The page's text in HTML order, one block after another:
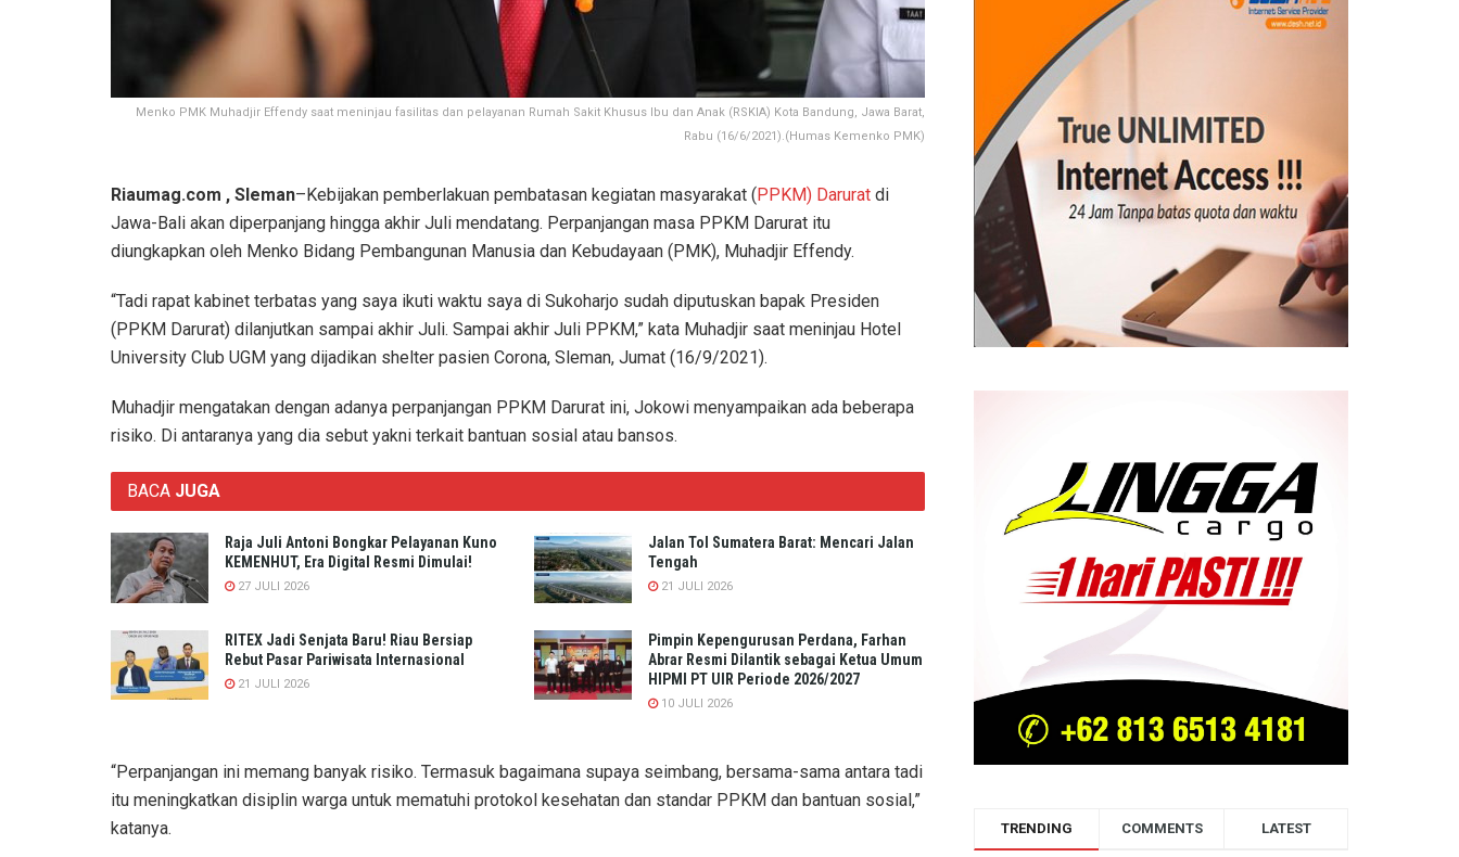
Menko PMK Muhadjir Effendy saat meninjau fasilitas dan pelayanan Rumah Sakit Khusus Ibu dan Anak (RSKIA) Kota Bandung, Jawa Barat,
Rabu (16/6/2021).(Humas Kemenko PMK)
Riaumag.com , Sleman–Kebijakan pemberlakuan pembatasan kegiatan masyarakat ( PPKM) Darurat di
Jawa-Bali akan diperpanjang hingga akhir Juli mendatang. Perpanjangan masa PPKM Darurat itu
diungkapkan oleh Menko Bidang Pembangunan Manusia dan Kebudayaan (PMK), Muhadjir Effendy.
“Tadi rapat kabinet terbatas yang saya ikuti waktu saya di Sukoharjo sudah diputuskan bapak Presiden
(PPKM Darurat) dilanjutkan sampai akhir Juli. Sampai akhir Juli PPKM,” kata Muhadjir saat meninjau Hotel
University Club UGM yang dijadikan shelter pasien Corona, Sleman, Jumat (16/9/2021).
Muhadjir mengatakan dengan adanya perpanjangan PPKM Darurat ini, Jokowi menyampaikan ada beberapa
risiko. Di antaranya yang dia sebut yakni terkait bantuan sosial atau bansos.
BACA JUGA
Raja Juli Antoni Bongkar Pelayanan Kuno
KEMENHUT, Era Digital Resmi Dimulai!
27 JULI 2026
Jalan Tol Sumatera Barat: Mencari Jalan
Tengah
21 JULI 2026
RITEX Jadi Senjata Baru! Riau Bersiap
Rebut Pasar Pariwisata Internasional
21 JULI 2026
Pimpin Kepengurusan Perdana, Farhan
Abrar Resmi Dilantik sebagai Ketua Umum
HIPMI PT UIR Periode 2026/2027
10 JULI 2026
“Perpanjangan ini memang banyak risiko. Termasuk bagaimana supaya seimbang, bersama-sama antara tadi
itu meningkatkan disiplin warga untuk mematuhi protokol kesehatan dan standar PPKM dan bantuan sosial,”
katanya.
TRENDING COMMENTS LATEST